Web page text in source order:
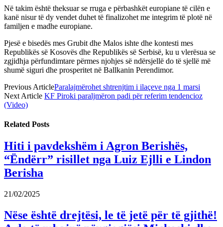
Në takim është theksuar se rruga e përbashkët europiane të cilën e
kanë nisur të dy vendet duhet të finalizohet me integrim të plotë në
familjen e madhe europiane.
Pjesë e bisedës mes Grubit dhe Malos ishte dhe kontesti mes
Republikës së Kosovës dhe Republikës së Serbisë, ku u vlerësua se
zgjidhja përfundimtare përmes njohjes së ndërsjellë do të sjellë më
shumë siguri dhe prosperitet në Ballkanin Perendimor.
Previous ArticleParalajmërohet shtrenjtim i ilaçeve nga 1 marsi
Next Article KF Piroki paraljmëron padi për referim tendencioz
(Video)
Related Posts
Hiti i pavdekshëm i Agron Berishës,
“Ëndërr” risillet nga Luiz Ejlli e Lindon
Berisha
21/02/2025
Nëse është drejtësi, le të jetë për të gjithë!